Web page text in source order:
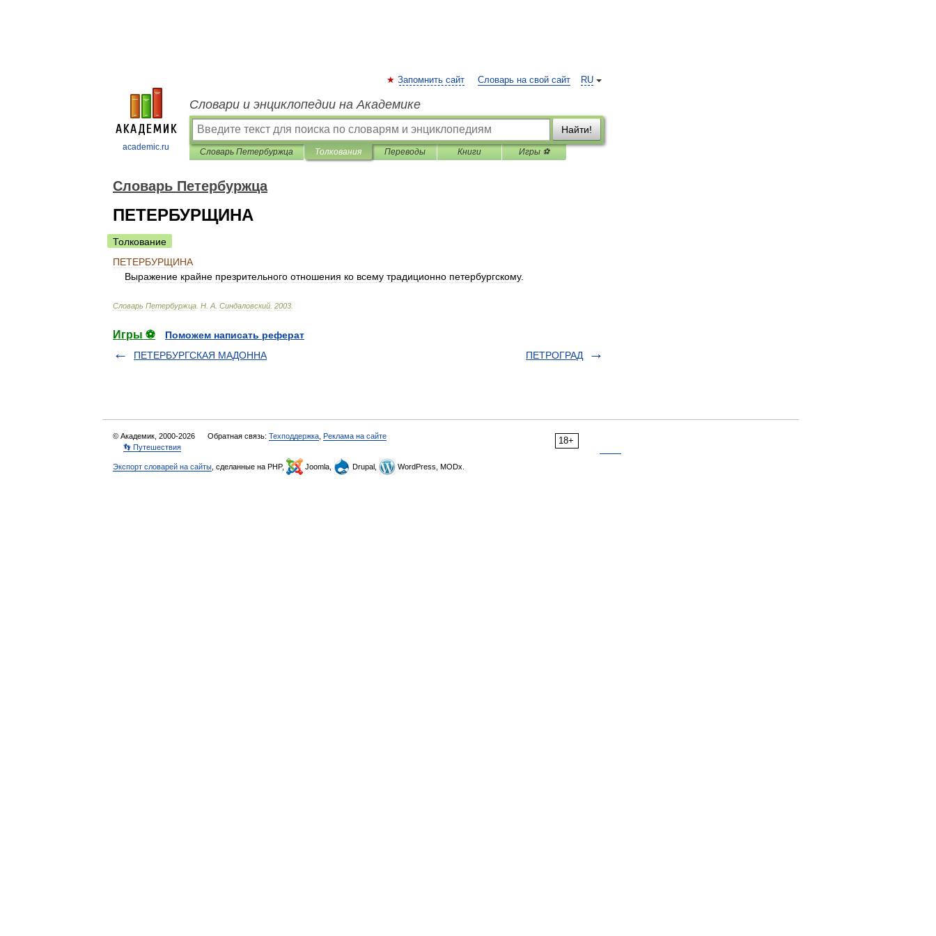
academic.ru
RU
Запомнить сайт Словарь на свой сайт
Словари и энциклопедии на Академике
Найти!
Словарь Петербуржца Толкования Переводы Книги Игры ⚽
Словарь Петербуржца
ПЕТЕРБУРЩИНА
Толкование
ПЕТЕРБУРЩИНА
Выражение крайне презрительного отношения ко всему традиционно петербургскому.
Словарь Петербуржца Н А Синдаловский 2003
Игры ⚽
Поможем написать реферат
ПЕТЕРБУРГСКАЯ МАДОННА
ПЕТРОГРАД
18+
© Академик, 2000-2026 Обратная связь: Техподдержка Реклама на сайте
👣 Путешествия
Экспорт словарей на сайты , сделанные на PHP, Joomla, Drupal, WordPress, MODx.